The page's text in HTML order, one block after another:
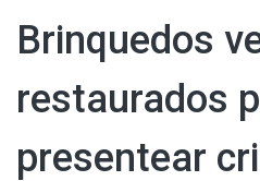
Brinquedos
restaurados
presentear